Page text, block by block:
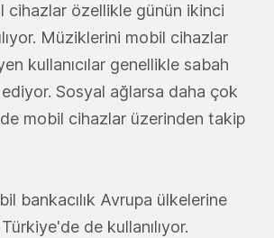
cihazlar özellikle günün ikinci
Müziklerini mobil cihazlar
kullanıcılar genellikle sabah
Sosyal ağlarsa daha çok
mobil cihazlar üzerinden takip
bankacılık Avrupa ülkelerine
de kullanılıyor.